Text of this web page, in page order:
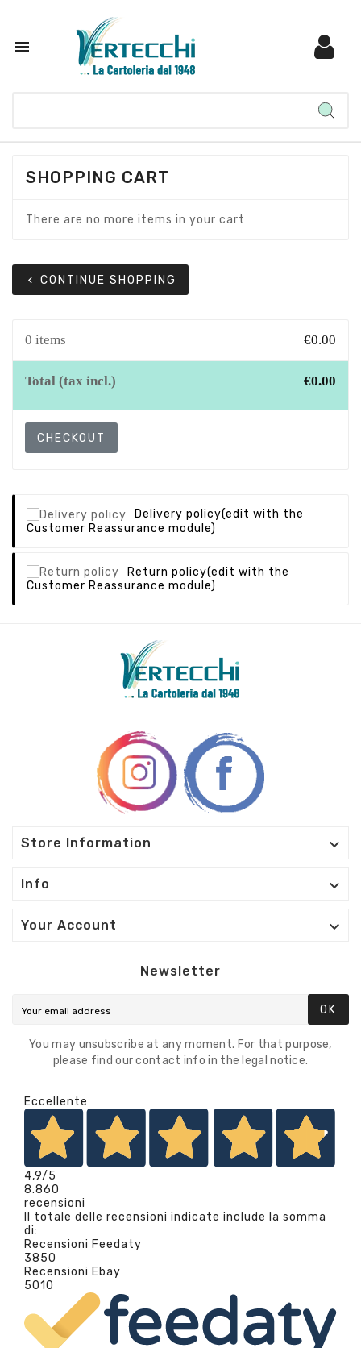

SHOPPING CART
There are no more items in your cart
chevron_left CONTINUE SHOPPING
0 items €0.00
Total (tax incl.) €0.00
CHECKOUT
Delivery policy(edit with the
Customer Reassurance module)
Return policy(edit with the
Customer Reassurance module)
Store Information 
Info 
Your Account 
Newsletter
OK
You may unsubscribe at any moment. For that purpose,
please find our contact info in the legal notice.
Eccellente
4,9/5
8.860
recensioni
Il totale delle recensioni indicate include la somma
di:
Recensioni Feedaty
3850
Recensioni Ebay
5010